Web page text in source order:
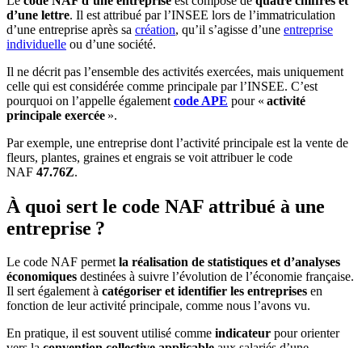
d’une lettre. Il est attribué par l’INSEE lors de l’immatriculation
d’une entreprise après sa création, qu’il s’agisse d’une entreprise
individuelle ou d’une société.
Il ne décrit pas l’ensemble des activités exercées, mais uniquement
celle qui est considérée comme principale par l’INSEE. C’est
pourquoi on l’appelle également code APE pour « activité
principale exercée ».
Par exemple, une entreprise dont l’activité principale est la vente de
fleurs, plantes, graines et engrais se voit attribuer le code
NAF 47.76Z.
À quoi sert le code NAF attribué à une
entreprise ?
Le code NAF permetla réalisation de statistiques et d’analyses
économiques destinées à suivre l’évolution de l’économie française.
Il sert également à catégoriser et identifier les entreprises en
fonction de leur activité principale, comme nous l’avons vu.
En pratique, il est souvent utilisé comme indicateur pour orienter